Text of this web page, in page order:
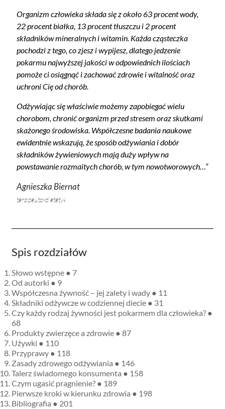
Organizm człowieka składa się z około 63 procent wody,
22 procent białka, 13 procent tłuszczu i 2 procent
składników mineralnych i witamin. Każda cząsteczka
pochodzi z tego, co zjesz i wypijesz, dlatego jedzenie
pokarmu najwyższej jakości w odpowiednich ilościach
pomoże ci osiągnąć i zachować zdrowie i witalność oraz
uchroni Cię od chorób.
Odżywiając się właściwie możemy zapobiegać wielu
chorobom, chronić organizm przed stresem oraz skutkami
skażonego środowiska. Współczesne badania naukowe
ewidentnie wskazują, że sposób odżywiania i dobór
składników żywieniowych mają duży wpływ na
powstawanie rozmaitych chorób, w tym nowotworowych…”
Agnieszka Biernat
terapeuta-dietetyk
Spis rozdziałów
Słowo wstępne ● 7
Od autorki ● 9
Współczesna żywność – jej zalety i wady ● 11
Składniki odżywcze w codziennej diecie ● 31
Czy każdy rodzaj żywności jest pokarmem dla człowieka? ●
68
Produkty zwierzęce a zdrowie ● 87
Używki ● 110
Przyprawy ● 118
Zasady zdrowego odżywiania ● 146
Talerz świadomego konsumenta ● 158
Czym ugasić pragnienie? ● 189
Pierwsze kroki w kierunku zdrowia ● 198
Bibliografia ● 201